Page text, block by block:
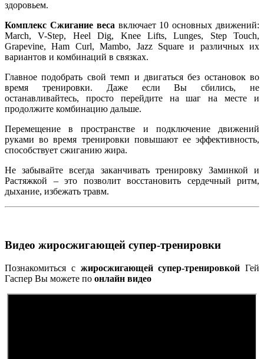
здоровьем.
Комплекс Сжигание веса включает 10 основных движений:
March, V-Step, Heel Dig, Knee Lifts, Lunges, Step Touch,
Grapevine, Ham Curl, Mambo, Jazz Square и различных их
вариантов и комбинаций в связках.
Главное подобрать свой темп и двигаться без остановок во
время тренировки. Даже если Вы сбились, не
останавливайтесь, просто перейдите на шаг на месте и
продолжите комбинацию дальше.
Перемещение в пространстве и подключение движений
руками во время тренировки повышают ее эффективность,
способствует сжиганию жира.
Не забывайте всегда заканчивать тренировку Заминкой и
Растяжкой – это позволит восстановить сердечный ритм,
дыхание, избежать травм.
Видео жиросжигающей супер-тренировки
Познакомиться с жиросжигающей супер-тренировкой Гей
Гаспер Вы можете по онлайн видео